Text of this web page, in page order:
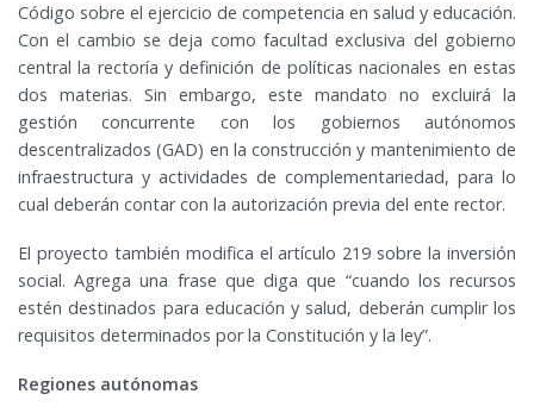
Código sobre el ejercicio de competencia en salud y educación.
Con el cambio se deja como facultad exclusiva del gobierno
central la rectoría y definición de políticas nacionales en estas
dos materias. Sin embargo, este mandato no excluirá la
gestión concurrente con los gobiernos autónomos
descentralizados (GAD) en la construcción y mantenimiento de
infraestructura y actividades de complementariedad, para lo
cual deberán contar con la autorización previa del ente rector.
El proyecto también modifica el artículo 219 sobre la inversión
social. Agrega una frase que diga que “cuando los recursos
estén destinados para educación y salud, deberán cumplir los
requisitos determinados por la Constitución y la ley”.
Regiones autónomas